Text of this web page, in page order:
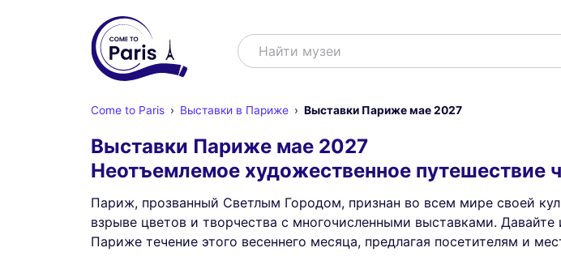
ПоискНайти ш
Come to Paris Выставки в Париже Выставки Париже мае 2027
Выставки Париже мае 2027
Неотъемлемое художественное путешествие
Париж, прозванный Светлым Городом, признан во всем мире своей
взрыве цветов и творчества с многочисленными выставками.
Париже течение этого весеннего месяца, предлагая посетителям и